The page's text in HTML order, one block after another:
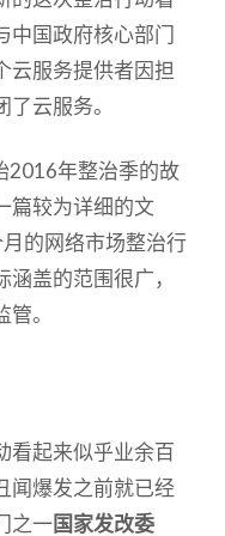
中国政府核心部门
云服务提供者因担
云服务。
2016年整治季的故
篇较为详细的文
的网络市场整治行
涵盖的范围很广，
。
看起来似乎业余百
闻爆发之前就已经
之一国家发改委